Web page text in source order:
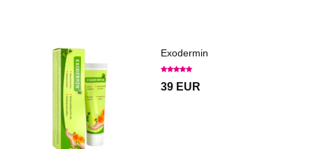
Exodermin
39 EUR